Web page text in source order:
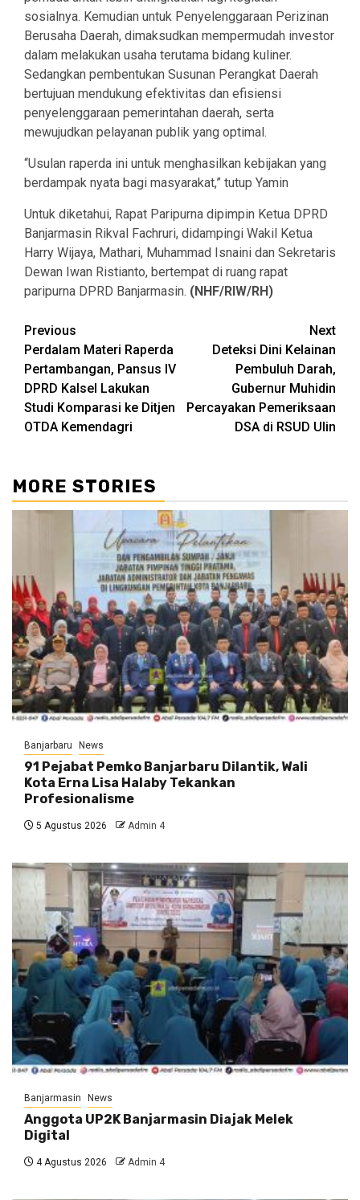
sosialnya. Kemudian untuk Penyelenggaraan Perizinan
Berusaha Daerah, dimaksudkan mempermudah investor
dalam melakukan usaha terutama bidang kuliner.
Sedangkan pembentukan Susunan Perangkat Daerah
bertujuan mendukung efektivitas dan efisiensi
penyelenggaraan pemerintahan daerah, serta
mewujudkan pelayanan publik yang optimal.
“Usulan raperda ini untuk menghasilkan kebijakan yang
berdampak nyata bagi masyarakat,” tutup Yamin
Untuk diketahui, Rapat Paripurna dipimpin Ketua DPRD
Banjarmasin Rikval Fachruri, didampingi Wakil Ketua
Harry Wijaya, Mathari, Muhammad Isnaini dan Sekretaris
Dewan Iwan Ristianto, bertempat di ruang rapat
paripurna DPRD Banjarmasin. (NHF/RIW/RH)
Continue
Reading
Previous
Perdalam Materi Raperda
Pertambangan, Pansus IV
DPRD Kalsel Lakukan
Studi Komparasi ke Ditjen
OTDA Kemendagri
Next
Deteksi Dini Kelainan
Pembuluh Darah,
Gubernur Muhidin
Percayakan Pemeriksaan
DSA di RSUD Ulin
MORE STORIES
Banjarbaru News
91 Pejabat Pemko Banjarbaru Dilantik, Wali
Kota Erna Lisa Halaby Tekankan
Profesionalisme
5 Agustus 2026 Admin 4
Banjarmasin News
Anggota UP2K Banjarmasin Diajak Melek
Digital
4 Agustus 2026 Admin 4